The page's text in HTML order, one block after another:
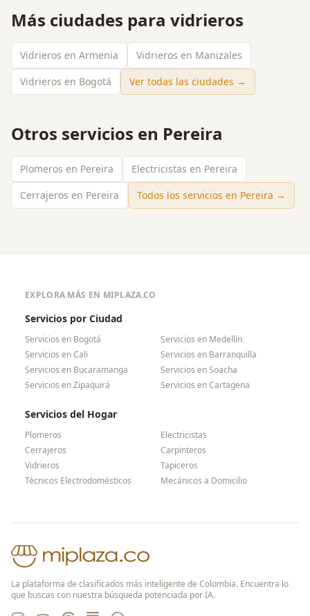
Más ciudades para vidrieros
Vidrieros en Armenia
Vidrieros en Manizales
Vidrieros en Bogotá
Ver todas las ciudades →
Otros servicios en Pereira
Plomeros en Pereira
Electricistas en Pereira
Cerrajeros en Pereira
Todos los servicios en Pereira →
EXPLORA MÁS EN MIPLAZA.CO
Servicios por Ciudad
Servicios en Bogotá Servicios en Medellín
Servicios enCali Servicios en Barranquilla
Servicios en Bucaramanga Servicios enSoacha
Servicios enZipaquirá Servicios enCartagena
Servicios del Hogar
Plomeros
Electricistas
Cerrajeros
Carpinteros
Vidrieros
Tapiceros
Técnicos Electrodomésticos
Mecánicos a Domicilio
La plataforma de clasificados más inteligente de Colombia. Encuentra lo
que buscas con nuestra búsqueda potenciada por IA.